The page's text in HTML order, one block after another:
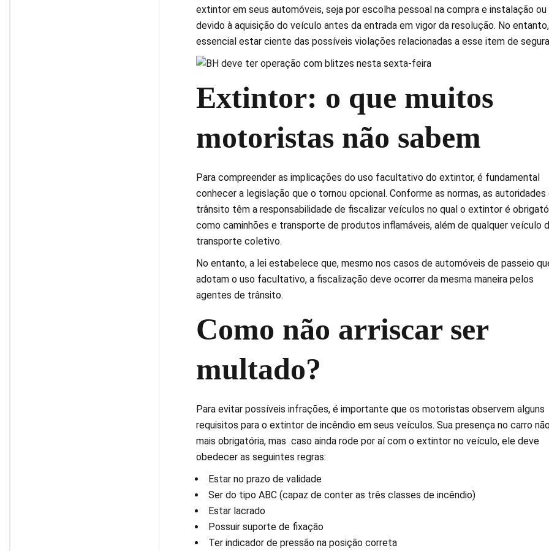
extintor em seus automóveis, seja por escolha pessoal na compra e instalação ou
devido à aquisição do veículo antes da entrada em vigor da resolução. No
essencial estar ciente das possíveis violações relacionadas a esse item de
Extintor: o que muitos
motoristas não sabem
Para compreender as implicações do uso facultativo do extintor, é fundamental
conhecer a legislação que o tornou opcional. Conforme as normas, as autoridades
trânsito têm a responsabilidade de fiscalizar veículos no qual o extintor é
como caminhões e transporte de produtos inflamáveis, além de qualquer veículo
transporte coletivo.
No entanto, a lei estabelece que, mesmo nos casos de automóveis de passeio
adotam o uso facultativo, a fiscalização deve ocorrer da mesma maneira pelos
agentes de trânsito.
Como não arriscar ser
multado?
Para evitar possíveis infrações, é importante que os motoristas observem alguns
requisitos para o extintor de incêndio em seus veículos. Sua presença no carro
mais obrigatória, mas caso ainda rode por aí com o extintor no veículo, ele deve
obedecer as seguintes regras:
Estar no prazo de validade
Ser do tipo ABC (capaz de conter as três classes de incêndio)
Estar lacrado
Possuir suporte de fixação
Ter indicador de pressão na posição correta